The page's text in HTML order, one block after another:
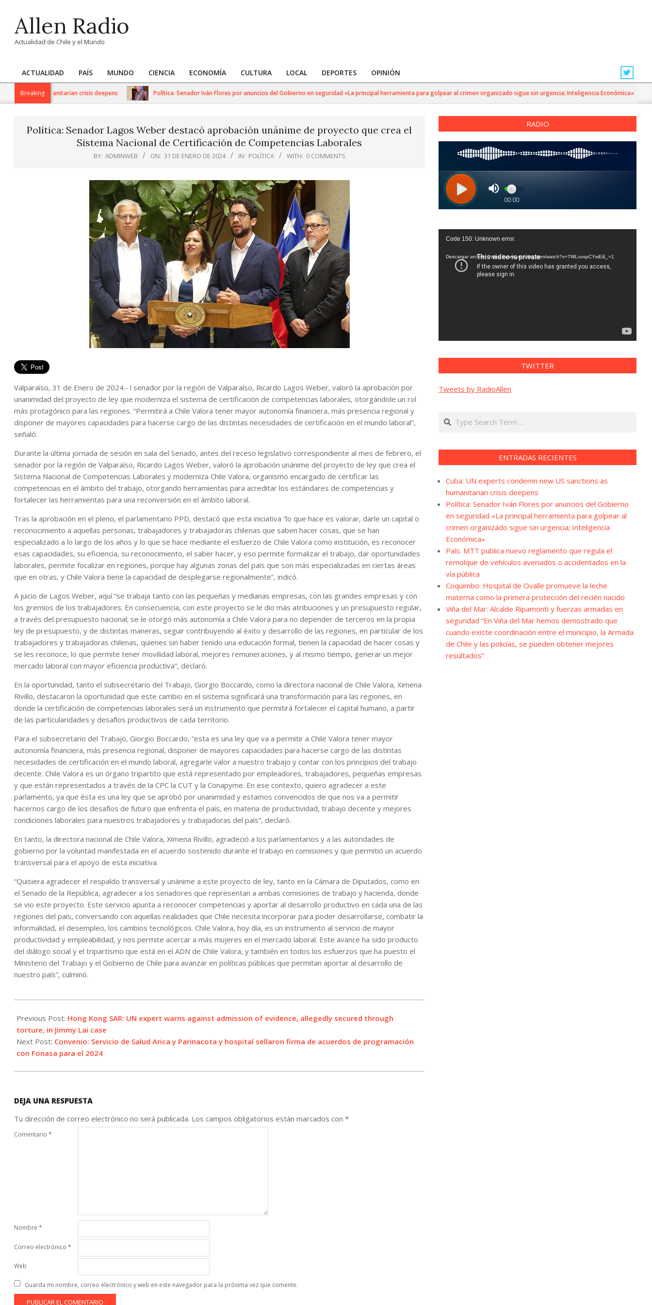
contentAllen Radio
Actualidad de Chile y el Mundo
Primary
Navigation
ACTUALIDAD PAÍS MUNDO CIENCIA ECONOMÍA CULTURA LOCAL DEPORTES OPINIÓN
Breaking
as humanitarian crisis deepens Política: Senador Iván Flores por anuncios del Gobierno en seguridad «La principal herramienta para golpear al crimen organizado sigue sin urgencia; Inteligencia Económica»
Política: Senador Lagos Weber destacó aprobación unánime de proyecto que crea el
Sistema Nacional de Certificación de Competencias Laborales
BY: ADMINWEB ON: 31 DE ENERO DE 2024 IN: POLÍTICA WITH: 0 COMMENTS
Valparaíso, 31 de Enero de 2024.- l senador por la región de Valparaíso, Ricardo Lagos Weber, valoró la aprobación por
unanimidad del proyecto de ley que moderniza el sistema de certificación de competencias laborales, otorgándole un rol
más protagónico para las regiones. “Permitirá a Chile Valora tener mayor autonomía financiera, más presencia regional y
disponer de mayores capacidades para hacerse cargo de las distintas necesidades de certificación en el mundo laboral”,
señaló.
Durante la última jornada de sesión en sala del Senado, antes del receso legislativo correspondiente al mes de febrero, el
senador por la región de Valparaíso, Ricardo Lagos Weber, valoró la aprobación unánime del proyecto de ley que crea el
Sistema Nacional de Competencias Laborales y moderniza Chile Valora, organismo encargado de certificar las
competencias en el ámbito del trabajo, otorgando herramientas para acreditar los estándares de competencias y
fortalecer las herramientas para una reconversión en el ámbito laboral.
Tras la aprobación en el pleno, el parlamentario PPD, destacó que esta iniciativa “lo que hace es valorar, darle un capital o
reconocimiento a aquellas personas, trabajadores y trabajadoras chilenas que saben hacer cosas, que se han
especializado a lo largo de los años y lo que se hace mediante el esfuerzo de Chile Valora como institución, es reconocer
esas capacidades, su eficiencia, su reconocimiento, el saber hacer, y eso permite formalizar el trabajo, dar oportunidades
laborales, permite focalizar en regiones, porque hay algunas zonas del país que son más especializadas en ciertas áreas
que en otras, y Chile Valora tiene la capacidad de desplegarse regionalmente”, indicó.
A juicio de Lagos Weber, aquí “se trabaja tanto con las pequeñas y medianas empresas, con las grandes empresas y con
los gremios de los trabajadores. En consecuencia, con este proyecto se le dio más atribuciones y un presupuesto regular,
a través del presupuesto nacional; se le otorgó más autonomía a Chile Valora para no depender de terceros en la propia
ley de presupuesto, y de distintas maneras, seguir contribuyendo al éxito y desarrollo de las regiones, en particular de los
trabajadores y trabajadoras chilenas, quienes sin haber tenido una educación formal, tienen la capacidad de hacer cosas y
se les reconoce, lo que permite tener movilidad laboral, mejores remuneraciones, y al mismo tiempo, generar un mejor
mercado laboral con mayor eficiencia productiva”, declaró.
En la oportunidad, tanto el subsecretario del Trabajo, Giorgio Boccardo, como la directora nacional de Chile Valora, Ximena
Rivillo, destacaron la oportunidad que este cambio en el sistema significará una transformación para las regiones, en
donde la certificación de competencias laborales será un instrumento que permitirá fortalecer el capital humano, a partir
de las particularidades y desafíos productivos de cada territorio.
Para el subsecretario del Trabajo, Giorgio Boccardo, “esta es una ley que va a permitir a Chile Valora tener mayor
autonomía financiera, más presencia regional, disponer de mayores capacidades para hacerse cargo de las distintas
necesidades de certificación en el mundo laboral, agregarle valor a nuestro trabajo y contar con los principios del trabajo
decente. Chile Valora es un órgano tripartito que está representado por empleadores, trabajadores, pequeñas empresas
y que están representados a través de la CPC la CUT y la Conapyme. En ese contexto, quiero agradecer a este
parlamento, ya que ésta es una ley que se aprobó por unanimidad y estamos convencidos de que nos va a permitir
hacernos cargo de los desafíos de futuro que enfrenta el país, en materia de productividad, trabajo decente y mejores
condiciones laborales para nuestros trabajadores y trabajadoras del país”, declaró.
En tanto, la directora nacional de Chile Valora, Ximena Rivillo, agradeció a los parlamentarios y a las autoridades de
gobierno por la voluntad manifestada en el acuerdo sostenido durante el trabajo en comisiones y que permitió un acuerdo
transversal para el apoyo de esta iniciativa.
“Quisiera agradecer el respaldo transversal y unánime a este proyecto de ley, tanto en la Cámara de Diputados, como en
el Senado de la República, agradecer a los senadores que representan a ambas comisiones de trabajo y hacienda, donde
se vio este proyecto. Este servicio apunta a reconocer competencias y aportar al desarrollo productivo en cada una de las
regiones del país, conversando con aquellas realidades que Chile necesita incorporar para poder desarrollarse, combatir la
informalidad, el desempleo, los cambios tecnológicos. Chile Valora, hoy día, es un instrumento al servicio de mayor
productividad y empleabilidad, y nos permite acercar a más mujeres en el mercado laboral. Este avance ha sido producto
del diálogo social y el tripartismo que está en el ADN de Chile Valora, y también en todos los esfuerzos que ha puesto el
Ministerio del Trabajo y el Gobierno de Chile para avanzar en políticas públicas que permitan aportar al desarrollo de
nuestro país”, culminó.
01-
31
Previous Post: Hong Kong SAR: UN expert warns against admission of evidence, allegedly secured through
torture, in Jimmy Lai case
Next Post: Convenio: Servicio de Salud Arica y Parinacota y hospital sellaron firma de acuerdos de programación
con Fonasa para el 2024
DEJA UNA RESPUESTA
Tu dirección de correo electrónico no será publicada. Los campos obligatorios están marcados con *
Comentario *
Nombre *
Correo electrónico *
Web
Guarda mi nombre, correo electrónico y web en este navegador para la próxima vez que comente.
RADIO
Reproductor
vídeo
Code 150: Unknown error.
Descargar archivo: https://www.youtube.com/watch?v=7WLuvspCYwE&_=1
TWITTER
Tweets by RadioAllen
Search
ENTRADAS RECIENTES
Cuba: UN experts condemn new US sanctions as
humanitarian crisis deepens
Política: Senador Iván Flores por anuncios del Gobierno
en seguridad «La principal herramienta para golpear al
crimen organizado sigue sin urgencia; Inteligencia
Económica»
País: MTT publica nuevo reglamento que regula el
remolque de vehículos averiados o accidentados en la
vía pública
Coquimbo: Hospital de Ovalle promueve la leche
materna como la primera protección del recién nacido
Viña del Mar: Alcalde Ripamonti y fuerzas armadas en
seguridad “En Viña del Mar hemos demostrado que
cuando existe coordinación entre el municipio, la Armada
de Chile y las policías, se pueden obtener mejores
resultados”